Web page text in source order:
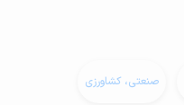
صنعتی، کشاورزی